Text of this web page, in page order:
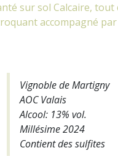
sur sol Calcaire, tout
accompagné
Vignoble de Martigny
AOC Valais
Alcool: 13% vol.
Millésime 2024
Contient des sulfites